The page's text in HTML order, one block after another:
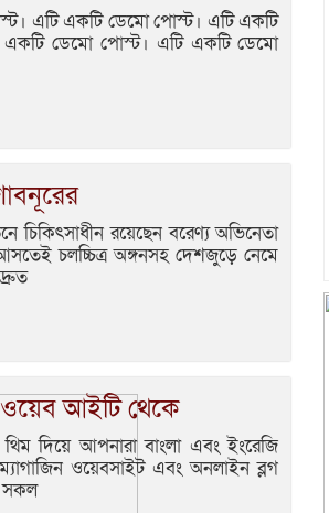
এটি একটি ডেমো পোস্ট। এটি একটি
ডেমো পোস্ট। এটি একটি ডেমো
চিকিৎসাধীন রয়েছেন বরেণ্য অভিনেতা
চলচ্চিত্র অঙ্গনসহ দেশজুড়ে নেমে
আইটি থেকে
দিয়ে আপনারা বাংলা এবং ইংরেজি
ওয়েবসাইট এবং অনলাইন ব্লগ
সকল